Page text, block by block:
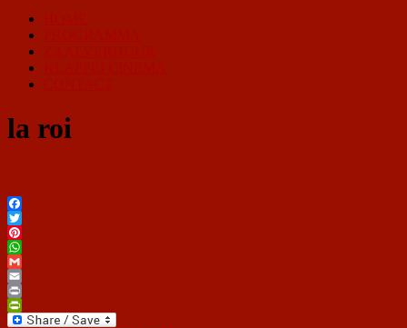
la roi
Facebook
Twitter
Pinterest
WhatsApp
Gmail
Email
Print
PrintFriendly